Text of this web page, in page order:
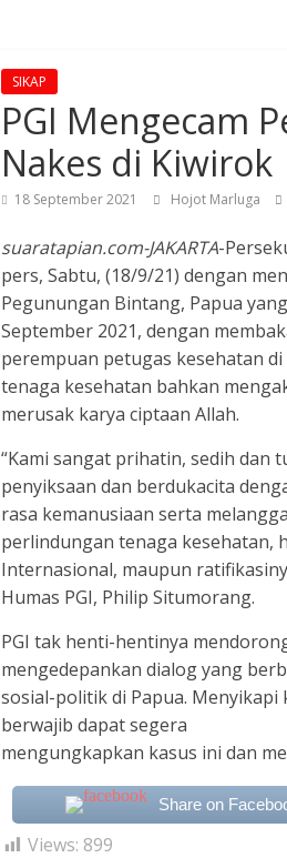
SIKAP
PGI Mengecam
Nakes di Kiwirok
18 September 2021 Hojot Marluga
suaratapian.com-JAKARTA-
pers, Sabtu, (18/9/21) dengan
Pegunungan Bintang, Papua
September 2021, dengan
perempuan petugas kesehatan
tenaga kesehatan bahkan
merusak karya ciptaan Allah.
“Kami sangat prihatin, sedih dan
penyiksaan dan berdukacita
rasa kemanusiaan serta
perlindungan tenaga kesehatan,
Internasional, maupun
Humas PGI, Philip Situmorang.
PGI tak henti-hentinya
mengedepankan dialog yang
sosial-politik di Papua.
berwajib dapat segera
mengungkapkan kasus ini dan
Share on
Views: 899